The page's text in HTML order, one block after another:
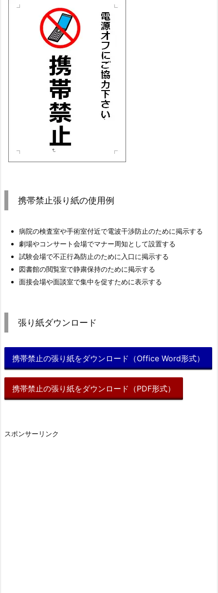
携帯禁止張り紙の使用例
病院の検査室や手術室付近で電波干渉防止のために掲示する
劇場やコンサート会場でマナー周知として設置する
試験会場で不正行為防止のために入口に掲示する
図書館の閲覧室で静粛保持のために掲示する
面接会場や面談室で集中を促すために表示する
張り紙ダウンロード
携帯禁止の張り紙をダウンロード（Office Word形式）
携帯禁止の張り紙をダウンロード（PDF形式）
スポンサーリンク